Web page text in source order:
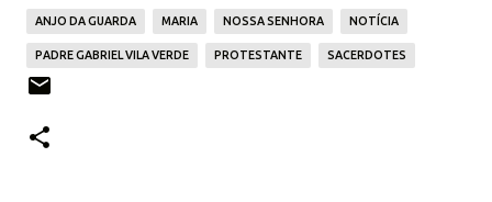
ANJO DA GUARDA MARIA NOSSA SENHORA NOTÍCIA
PADRE GABRIEL VILA VERDE PROTESTANTE SACERDOTES